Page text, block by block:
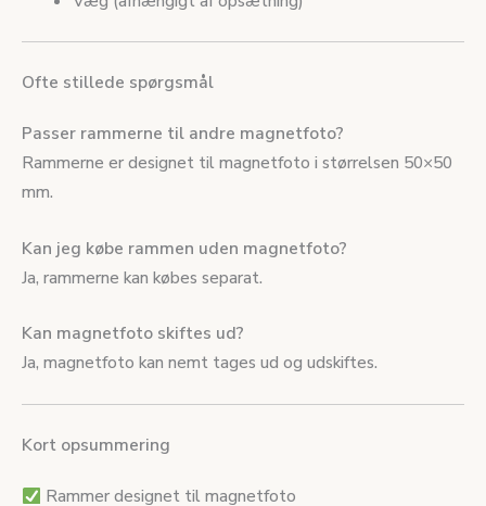
Ofte stillede spørgsmål
Passer rammerne til andre magnetfoto?
Rammerne er designet til magnetfoto i størrelsen 50×50
mm.
Kan jeg købe rammen uden magnetfoto?
Ja, rammerne kan købes separat.
Kan magnetfoto skiftes ud?
Ja, magnetfoto kan nemt tages ud og udskiftes.
Kort opsummering
Rammer designet til magnetfoto